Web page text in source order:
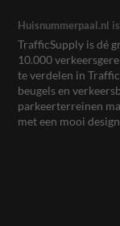
Huisnummerpaal.nl
TrafficSupply is dé
10.000
te verdelen in
beugels en
parkeerterreinen
met een mooi